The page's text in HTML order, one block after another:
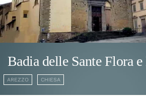
Badia delle Sante Flora
AREZZO CHIESA